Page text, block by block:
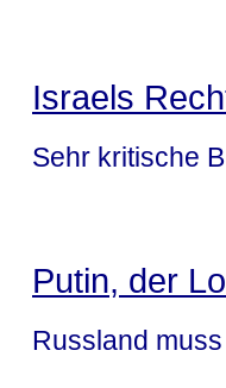
Israels
Sehr kritische
Putin, der
Russland